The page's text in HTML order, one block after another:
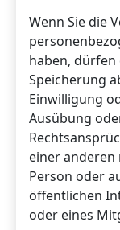
Wenn Sie die
haben, dürfen
Speicherung
Einwilligung
Ausübung
einer
Person oder
öffentlichen
oder eines